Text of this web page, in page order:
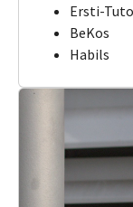
Ersti-
BeKos
Habils